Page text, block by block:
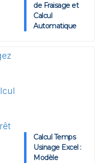
de Fraisage et
Calcul
Automatique
Calcul Temps
Usinage Excel :
Modèle